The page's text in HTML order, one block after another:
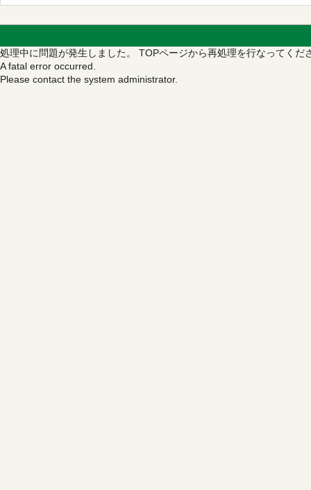
処理中に問題が発生しました。 TOPページから再処理を行なってくだ
A fatal error occurred.
Please contact the system administrator.